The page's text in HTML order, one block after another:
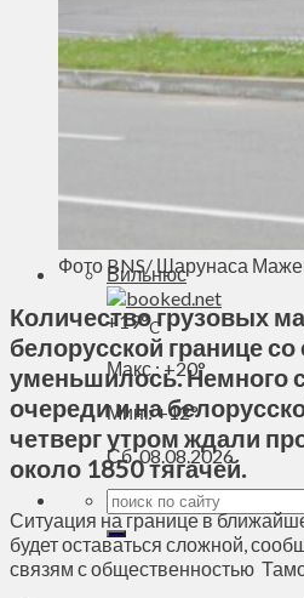
Визиты
Выборы
Агроновости
Едим дома
Ищу семью
Технологии
Вильнюс
+19°C
Макс.:+20°
Мин.:+12°
Сб, 08.08.2026
Фото BNS/ Шарунаса
Количество грузовых
белорусской границе
уменьшилось. Немного
очереди и на
четверг утром ждали
около 1850 тягачей.
Ситуация на границе в
будет оставаться сложной,
связям с общественностью